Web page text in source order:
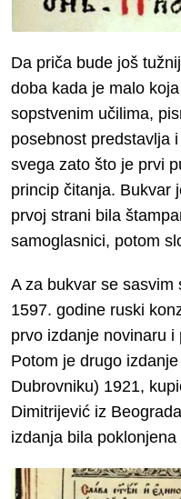
Da priča bude još
doba kada je malo
sopstvenim učilima,
posebnost predstavlja
svega zato što je prvi
princip čitanja. Bukvar
prvoj strani bila
samoglasnici, potom
A za bukvar se
1597. godine ruski
prvo izdanje novinaru
Potom je drugo
Dubrovniku) 1921,
Dimitrijević iz
izdanja bila